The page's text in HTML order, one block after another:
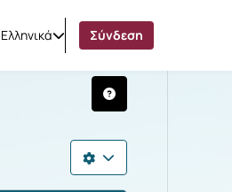
Ελληνικά Σύνδεση